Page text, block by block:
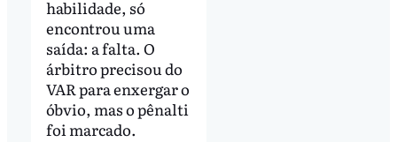
habilidade, só
encontrou uma
saída: a falta. O
árbitro precisou do
VAR para enxergar o
óbvio, mas o pênalti
foi marcado.